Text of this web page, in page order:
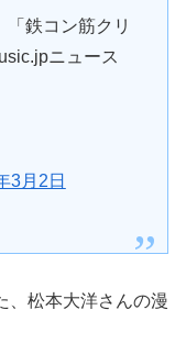
鉄コン筋クリ
ニュース
3月2日
、松本大洋さんの漫